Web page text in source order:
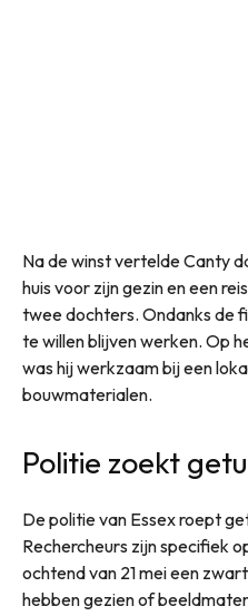
Na de winst vertelde Canty
huis voor zijn gezin en een
twee dochters. Ondanks de
te willen blijven werken. Op
was hij werkzaam bij een
bouwmaterialen.
Politie zoekt
De politie van Essex roept
Rechercheurs zijn specifiek
ochtend van 21 mei een
hebben gezien of